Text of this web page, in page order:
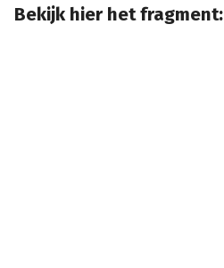
Bekijk hier het fragment: